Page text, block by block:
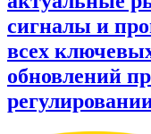
сигналы и
всех
обновлений